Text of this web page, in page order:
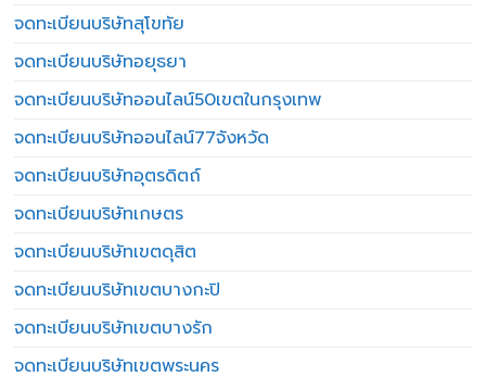
จดทะเบียนบริษัทสุโขทัย
จดทะเบียนบริษัทอยุธยา
จดทะเบียนบริษัทออนไลน์50เขตในกรุงเทพ
จดทะเบียนบริษัทออนไลน์77จังหวัด
จดทะเบียนบริษัทอุตรดิตถ์
จดทะเบียนบริษัทเกษตร
จดทะเบียนบริษัทเขตดุสิต
จดทะเบียนบริษัทเขตบางกะปิ
จดทะเบียนบริษัทเขตบางรัก
จดทะเบียนบริษัทเขตพระนคร